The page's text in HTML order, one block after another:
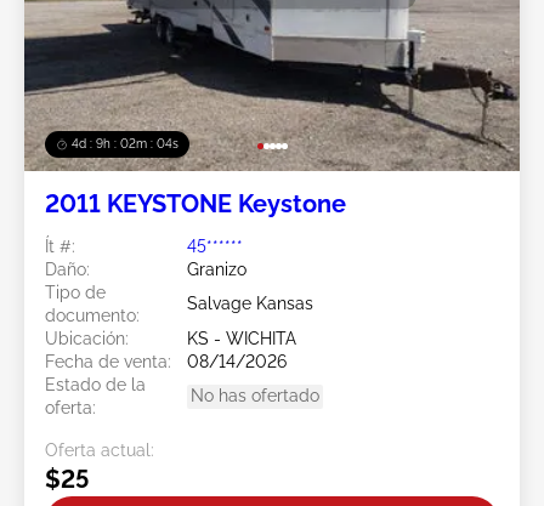
4d : 9h : 02m : 01s
2011 KEYSTONE Keystone
Ít #:
45******
Daño:
Granizo
Tipo de
documento:
Salvage Kansas
Ubicación:
KS - WICHITA
Fecha de venta:
08/14/2026
Estado de la
oferta:
No has ofertado
Oferta actual:
$25